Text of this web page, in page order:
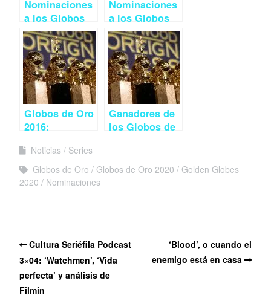
Nominaciones
a los Globos
de Oro 2018
Nominaciones
a los Globos
de Oro 2016
Globos de Oro
2016:
desconcierto
Ganadores de
los Globos de
Noticias
Series
Globos de Oro
Globos de Oro 2020
Golden Globes
2020
Nominaciones
Cultura Seriéfila Podcast
3×04: ‘Watchmen’, ‘Vida
perfecta’ y análisis de
Filmin
‘Blood’, o cuando el
enemigo está en casa